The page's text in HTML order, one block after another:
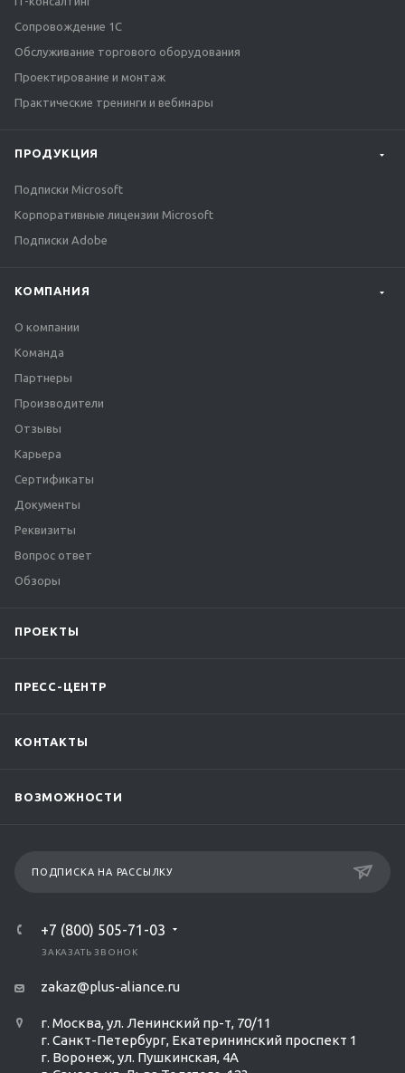
Сопровождение 1С
Обслуживание торгового оборудования
Проектирование и монтаж
Практические тренинги и вебинары
ПРОДУКЦИЯ
Подписки Microsoft
Корпоративные лицензии Microsoft
Подписки Adobe
КОМПАНИЯ
О компании
Команда
Партнеры
Производители
Отзывы
Карьера
Сертификаты
Документы
Реквизиты
Вопрос ответ
Обзоры
ПРОЕКТЫ
ПРЕСС-ЦЕНТР
КОНТАКТЫ
ВОЗМОЖНОСТИ
ПОДПИСКА НА РАССЫЛКУ
+7 (800) 505-71-03
ЗАКАЗАТЬ ЗВОНОК
zakaz@plus-aliance.ru
г. Москва, ул. Ленинский пр-т, 70/11
г. Санкт-Петербург, Екатерининский проспект 1
г. Воронеж, ул. Пушкинская, 4А